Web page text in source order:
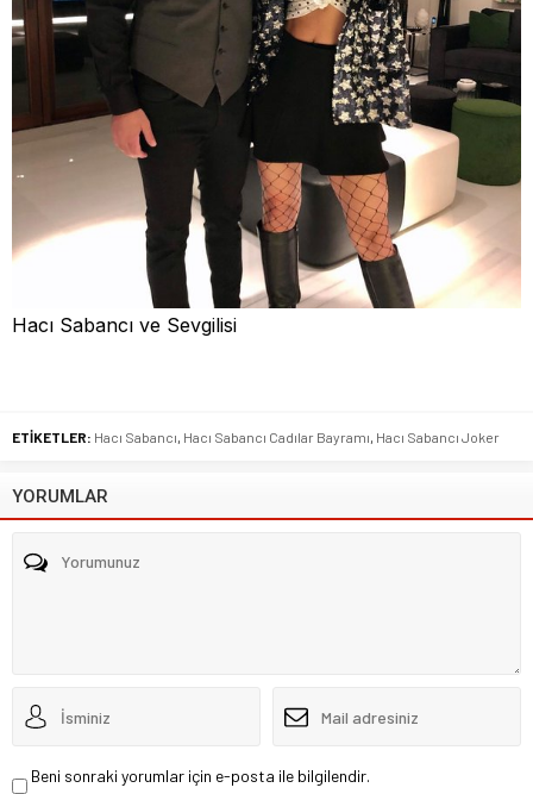
Hacı Sabancı ve Sevgilisi
ETİKETLER: Hacı Sabancı, Hacı Sabancı Cadılar Bayramı, Hacı Sabancı Joker
YORUMLAR
Beni sonraki yorumlar için e-posta ile bilgilendir.